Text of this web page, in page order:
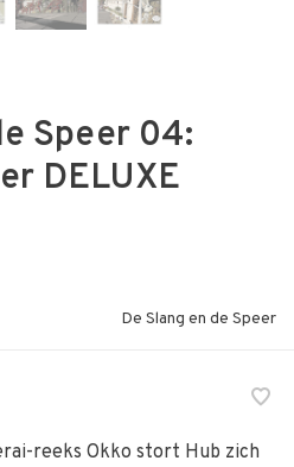
Speer 04:
DELUXE
De Slang en de Speer
reeks Okko stort Hub zich